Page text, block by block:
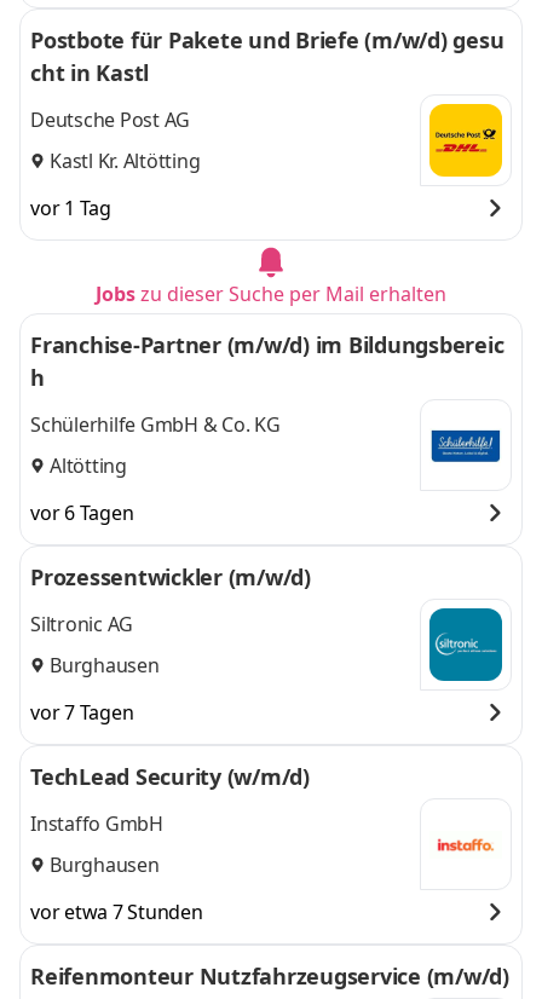
Postbote für Pakete und Briefe (m/w/d) gesu
cht in Kastl
Deutsche Post AG
Kastl Kr. Altötting
vor 1 Tag
Jobszu dieser Suche per Mail erhalten
Franchise-Partner (m/w/d) im Bildungsbereic
h
Schülerhilfe GmbH & Co. KG
Altötting
vor 6 Tagen
Prozessentwickler (m/w/d)
Siltronic AG
Burghausen
vor 7 Tagen
TechLead Security (w/m/d)
Instaffo GmbH
Burghausen
vor etwa 7 Stunden
Reifenmonteur Nutzfahrzeugservice (m/w/d)